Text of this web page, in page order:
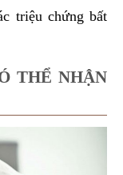
triệu chứng bất
THỂ NHẬN